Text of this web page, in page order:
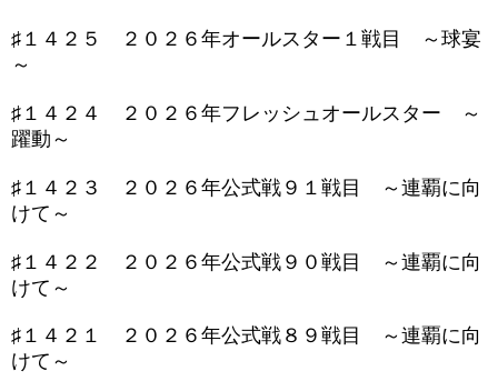
♯１４２５ ２０２６年オールスター１戦目 ～球宴
～
♯１４２４ ２０２６年フレッシュオールスター ～
躍動～
♯１４２３ ２０２６年公式戦９１戦目 ～連覇に向
けて～
♯１４２２ ２０２６年公式戦９０戦目 ～連覇に向
けて～
♯１４２１ ２０２６年公式戦８９戦目 ～連覇に向
けて～